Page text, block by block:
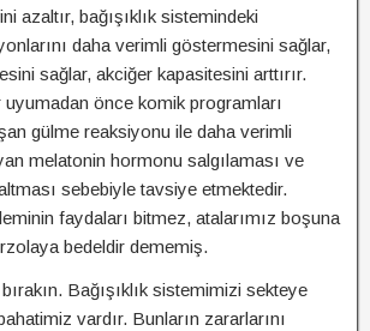
azaltır, bağışıklık sistemindeki
daha verimli göstermesini sağlar,
sağlar, akciğer kapasitesini arttırır.
önce komik programları
gülme reaksiyonu ile daha verimli
melatonin hormonu salgılaması ve
sebebiyle tavsiye etmektedir.
faydaları bitmez, atalarımız boşuna
bedeldir dememiş.
Bağışıklık sistemimizi sekteye
vardır. Bunların zararlarını